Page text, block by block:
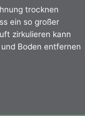
trocknen
ein so großer
zirkulieren kann
Boden entfernen